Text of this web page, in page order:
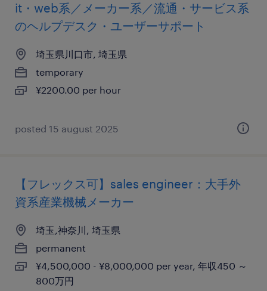
it・web系／メーカー系／流通・サービス系
のヘルプデスク・ユーザーサポート
埼玉県川口市, 埼玉県
temporary
¥2200.00 per hour
posted 15 august 2025
【フレックス可】sales engineer：大手外
資系産業機械メーカー
埼玉,神奈川, 埼玉県
permanent
¥4,500,000 - ¥8,000,000 per year, 年収450 ～
800万円